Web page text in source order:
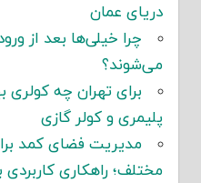
دریای عمان
چرا خیلی‌ها بعد از
می‌شوند؟
برای تهران چه
پلیمری و کولر گازی
مدیریت فضای کمد
مختلف؛ راهکاری کاربردی